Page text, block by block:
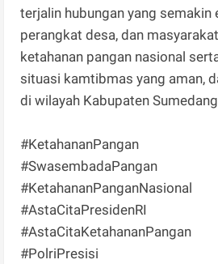
terjalin hubungan yang semakin
perangkat desa, dan
ketahanan pangan nasional
situasi kamtibmas yang aman,
di wilayah Kabupaten
#KetahananPangan
#SwasembadaPangan
#KetahananPanganNasional
#AstaCitaPresidenRI
#AstaCitaKetahananPangan
#PolriPresisi